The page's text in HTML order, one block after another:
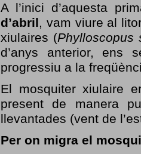
A l’inici d’aquesta
d’abril, vam viure al
xiulaires (Phylloscopus
d’anys anterior, ens
progressiu a la
El mosquiter xiulaire
present de manera
llevantades (vent de
Per on migra el